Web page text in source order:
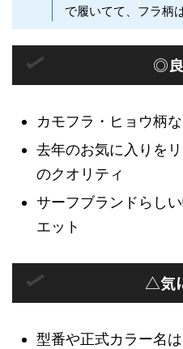
で履いてて、フラ柄
◎
カモフラ・ヒョウ柄
去年のお気に入りを
のクオリティ
サーフブランドらし
エット
△気
型番や正式カラー名